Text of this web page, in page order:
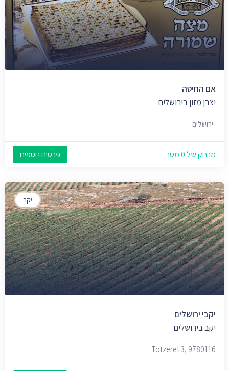
אם החיטה
יצרן מזון בירושלים
ירושלים
מרחק של 0 מטר פרטים נוספים
יקב
יקבי ירושלים
יקב בירושלים
Totzeret 3, 9780116